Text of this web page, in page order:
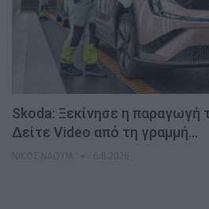
Skoda: Ξεκίνησε η παραγωγή
Δείτε Video από τη γραμμή…